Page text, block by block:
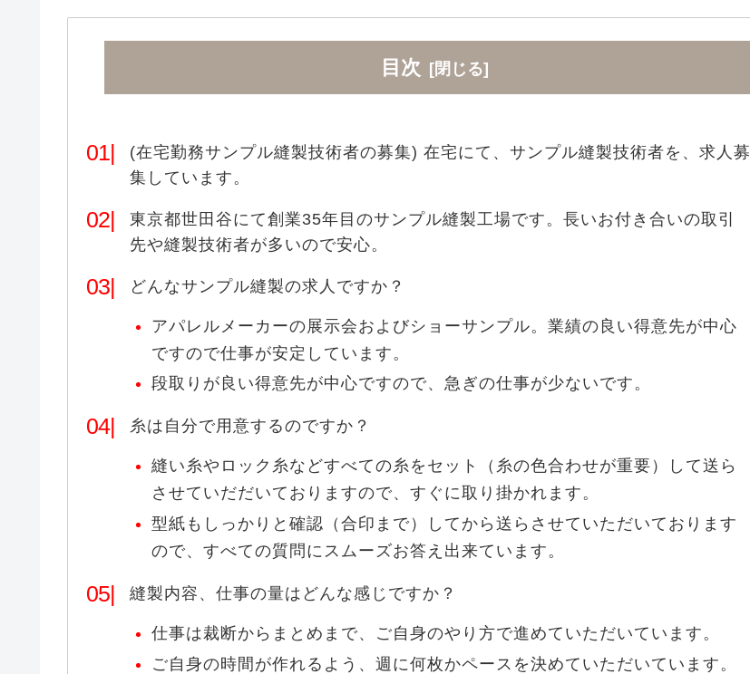
目次
(在宅勤務サンプル縫製技術者の募集) 在宅にて、サンプル縫製技術者を、求人募
集しています。
東京都世田谷にて創業35年目のサンプル縫製工場です。長いお付き合いの取引
先や縫製技術者が多いので安心。
どんなサンプル縫製の求人ですか？
アパレルメーカーの展示会およびショーサンプル。業績の良い得意先が中心
ですので仕事が安定しています。
段取りが良い得意先が中心ですので、急ぎの仕事が少ないです。
糸は自分で用意するのですか？
縫い糸やロック糸などすべての糸をセット（糸の色合わせが重要）して送ら
させていだだいておりますので、すぐに取り掛かれます。
型紙もしっかりと確認（合印まで）してから送らさせていただいております
ので、すべての質問にスムーズお答え出来ています。
縫製内容、仕事の量はどんな感じですか？
仕事は裁断からまとめまで、ご自身のやり方で進めていただいています。
ご自身の時間が作れるよう、週に何枚かペースを決めていただいています。